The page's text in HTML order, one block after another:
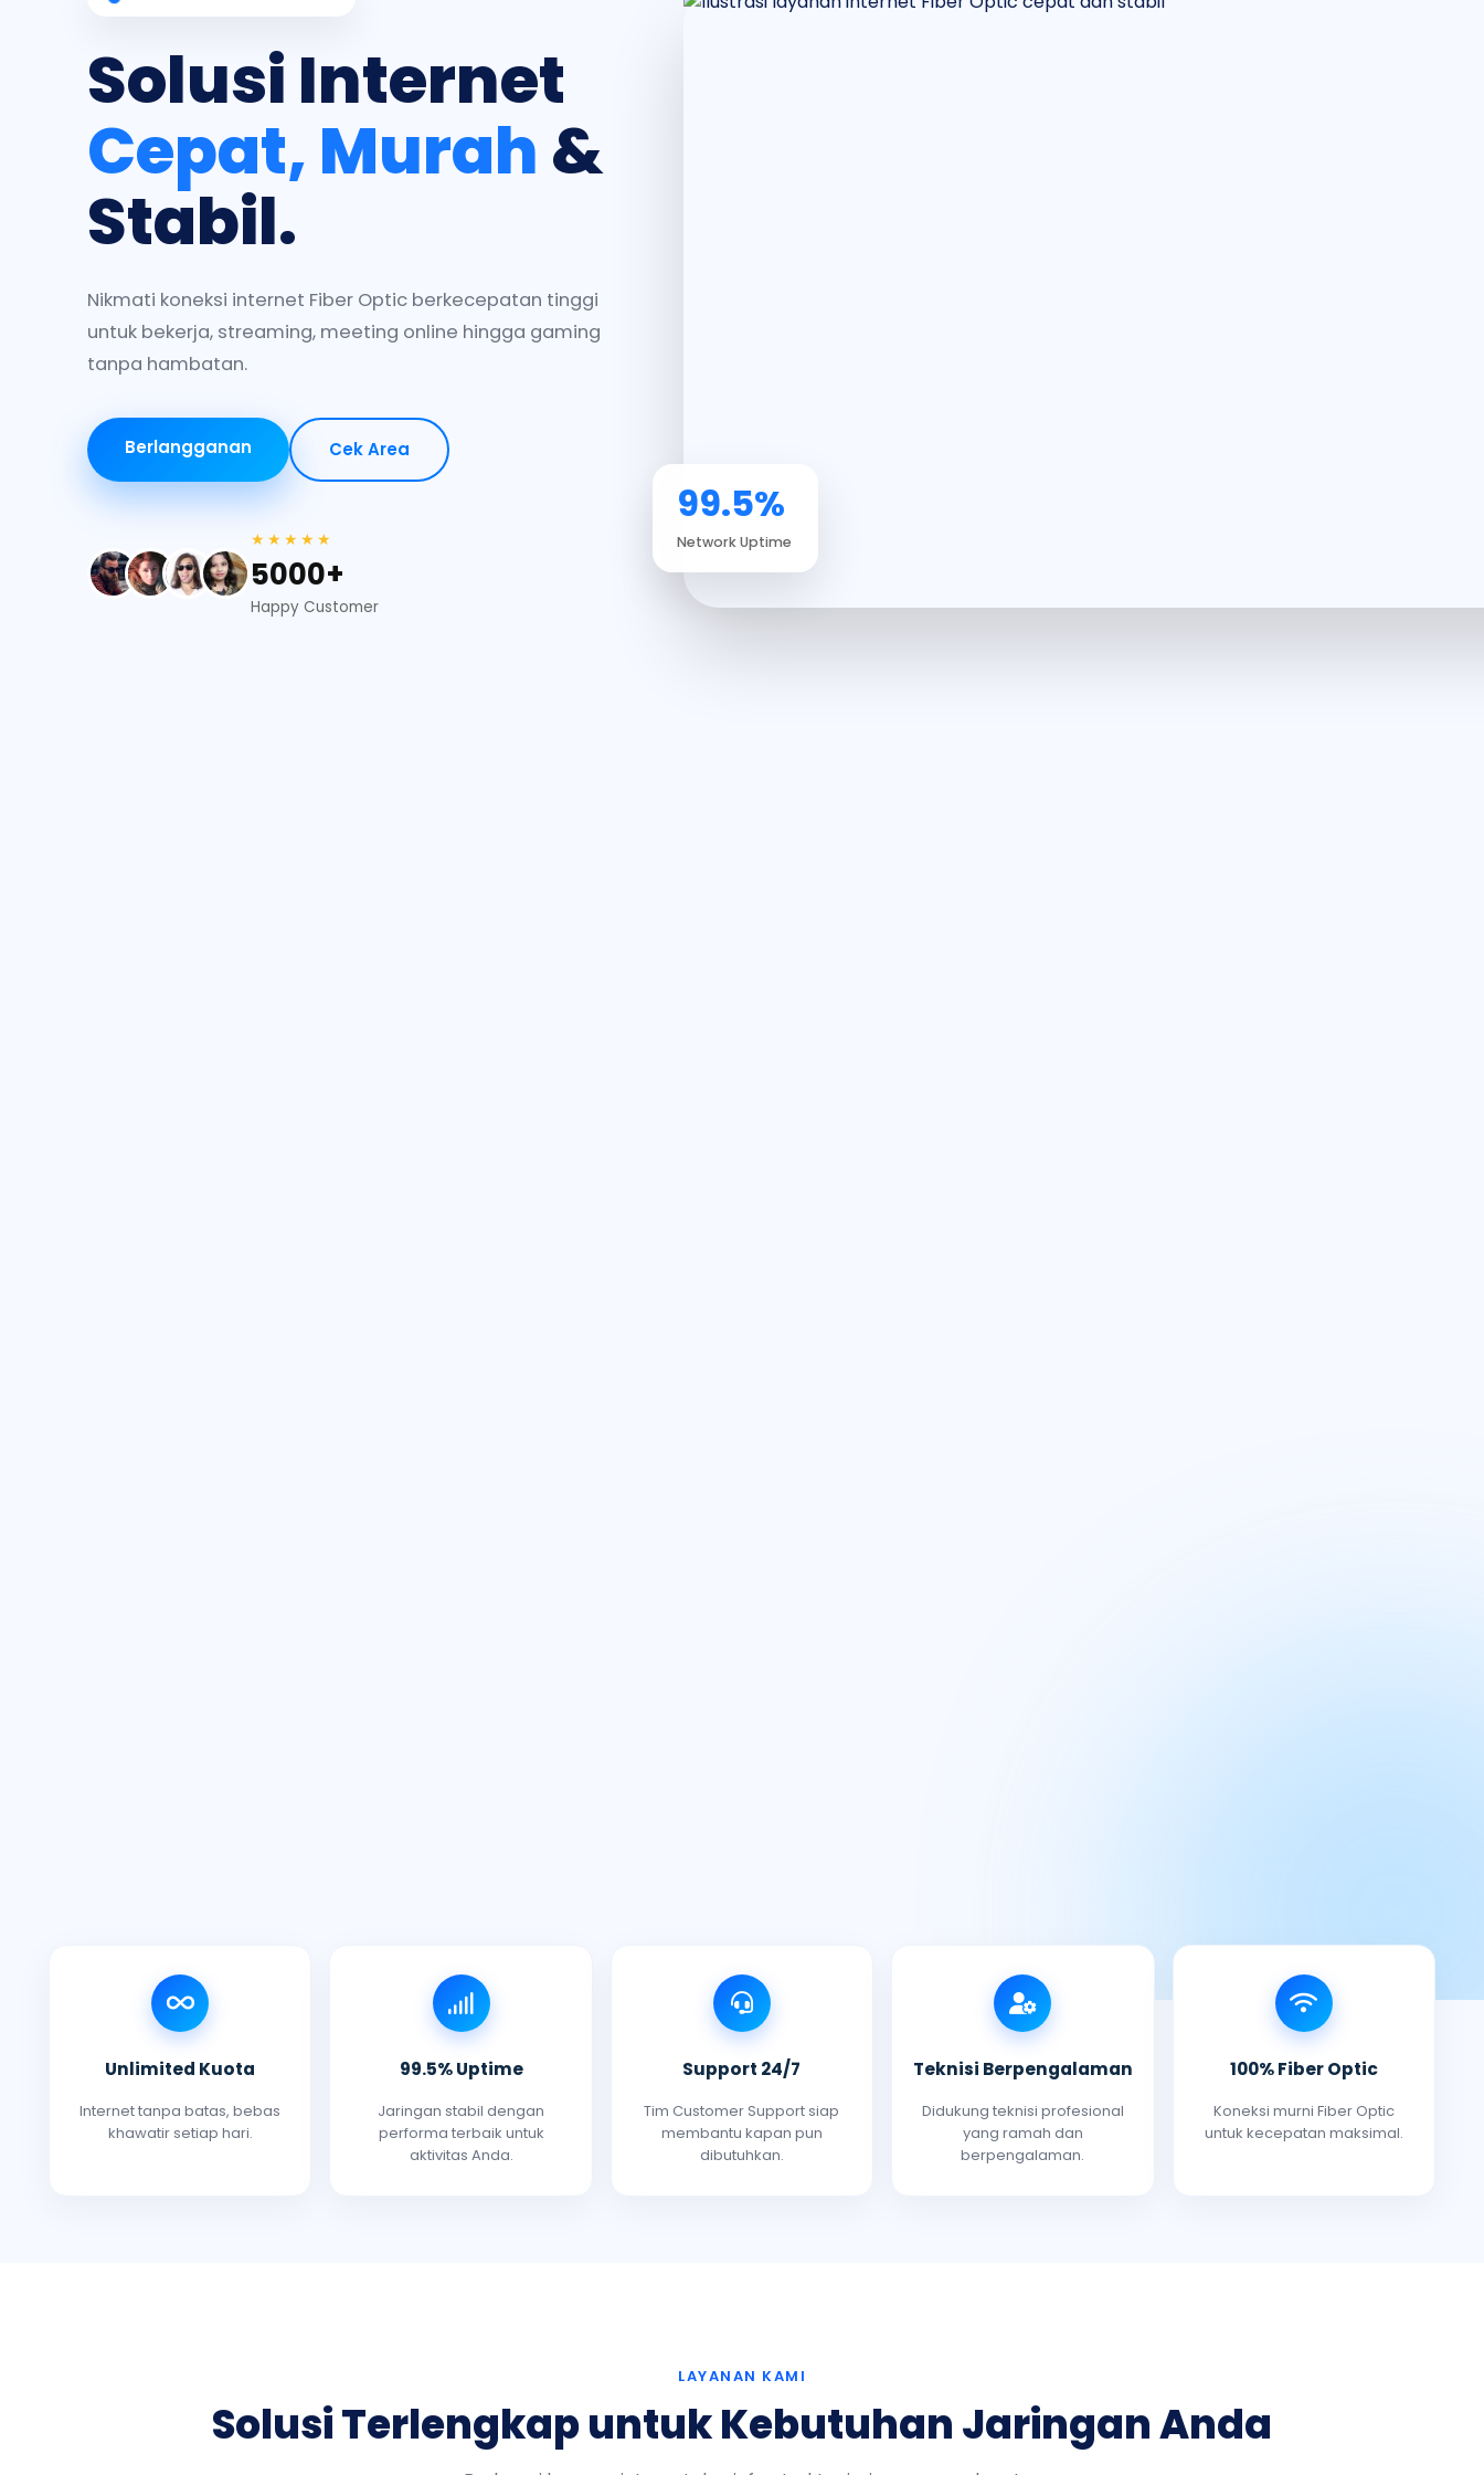
Solusi Internet
Cepat, Murah&
Stabil.
Nikmati koneksi internet Fiber Optic berkecepatan tinggi
untuk bekerja, streaming, meeting online hingga gaming
tanpa hambatan.
Berlangganan Cek Area
★★★★★
5000+
Happy Customer
99.5%
Network Uptime
Unlimited Kuota
Internet tanpa batas, bebas
khawatir setiap hari.
99.5% Uptime
Jaringan stabil dengan
performa terbaik untuk
aktivitas Anda.
Support 24/7
Tim Customer Support siap
membantu kapan pun
dibutuhkan.
Teknisi Berpengalaman
Didukung teknisi profesional
yang ramah dan
berpengalaman.
100% Fiber Optic
Koneksi murni Fiber Optic
untuk kecepatan maksimal.
LAYANAN KAMI
Solusi Terlengkap untuk Kebutuhan Jaringan Anda